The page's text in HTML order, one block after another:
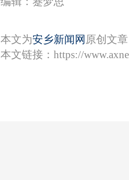
本文为安乡新闻网 原创文
本文链接： https://